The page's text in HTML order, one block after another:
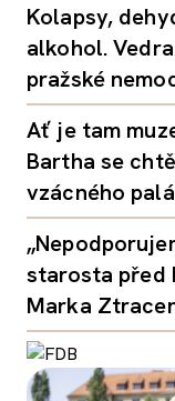
Kolapsy,
alkohol.
pražské
Ať je tam
Bartha se
vzácného
starosta před
Marka